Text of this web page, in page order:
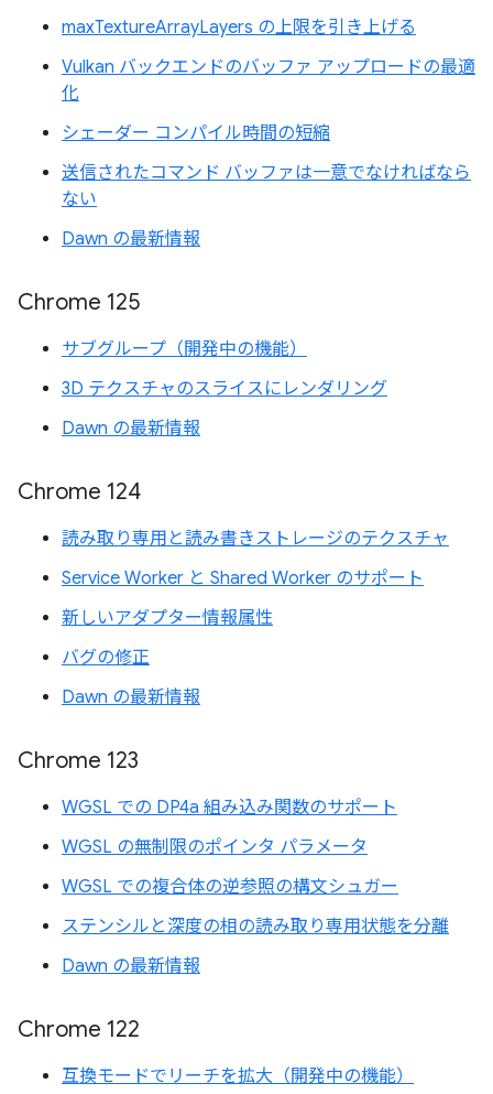
maxTextureArrayLayers の上限を引き上げる
Vulkan バックエンドのバッファ アップロードの最適
化
シェーダー コンパイル時間の短縮
送信されたコマンド バッファは一意でなければなら
ない
Dawn の最新情報
Chrome 125
サブグループ（開発中の機能）
3D テクスチャのスライスにレンダリング
Dawn の最新情報
Chrome 124
読み取り専用と読み書きストレージのテクスチャ
Service Worker と Shared Worker のサポート
新しいアダプター情報属性
バグの修正
Dawn の最新情報
Chrome 123
WGSL での DP4a 組み込み関数のサポート
WGSL の無制限のポインタ パラメータ
WGSL での複合体の逆参照の構文シュガー
ステンシルと深度の相の読み取り専用状態を分離
Dawn の最新情報
Chrome 122
互換モードでリーチを拡大（開発中の機能）